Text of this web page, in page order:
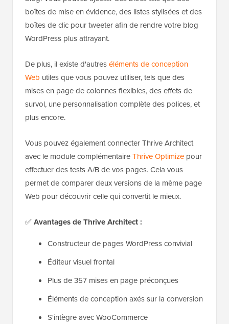
boîtes de mise en évidence, des listes stylisées et des
boîtes de clic pour tweeter afin de rendre votre blog
WordPress plus attrayant.
De plus, il existe d'autreséléments de conception
Web utiles que vous pouvez utiliser, tels que des
mises en page de colonnes flexibles, des effets de
survol, une personnalisation complète des polices, et
plus encore.
Vous pouvez également connecter Thrive Architect
avec le module complémentaireThrive Optimize pour
effectuer des tests A/B de vos pages. Cela vous
permet de comparer deux versions de la même page
Web pour découvrir celle qui convertit le mieux.
✅Avantages de Thrive Architect :
Constructeur de pages WordPress convivial
Éditeur visuel frontal
Plus de 357 mises en page préconçues
Éléments de conception axés sur la conversion
S'intègre avec WooCommerce